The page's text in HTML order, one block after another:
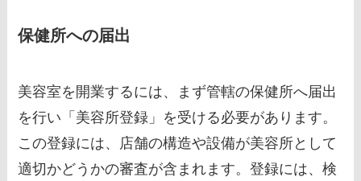
保健所への届出
美容室を開業するには、まず管轄の保健所へ届出
を行い「美容所登録」を受ける必要があります。
この登録には、店舗の構造や設備が美容所として
適切かどうかの審査が含まれます。登録には、検